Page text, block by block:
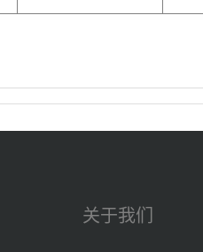
关于我们